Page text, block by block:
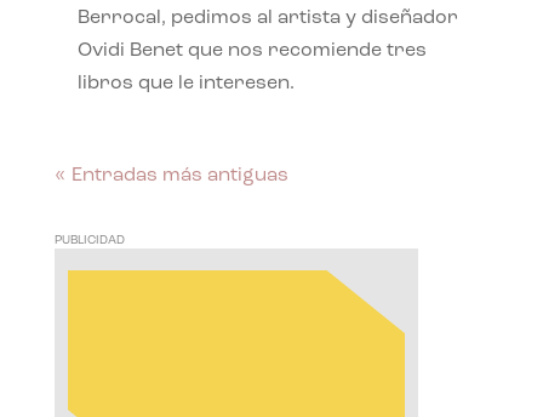
Berrocal, pedimos al artista y diseñador
Ovidi Benet que nos recomiende tres
libros que le interesen.
« Entradas más antiguas
PUBLICIDAD